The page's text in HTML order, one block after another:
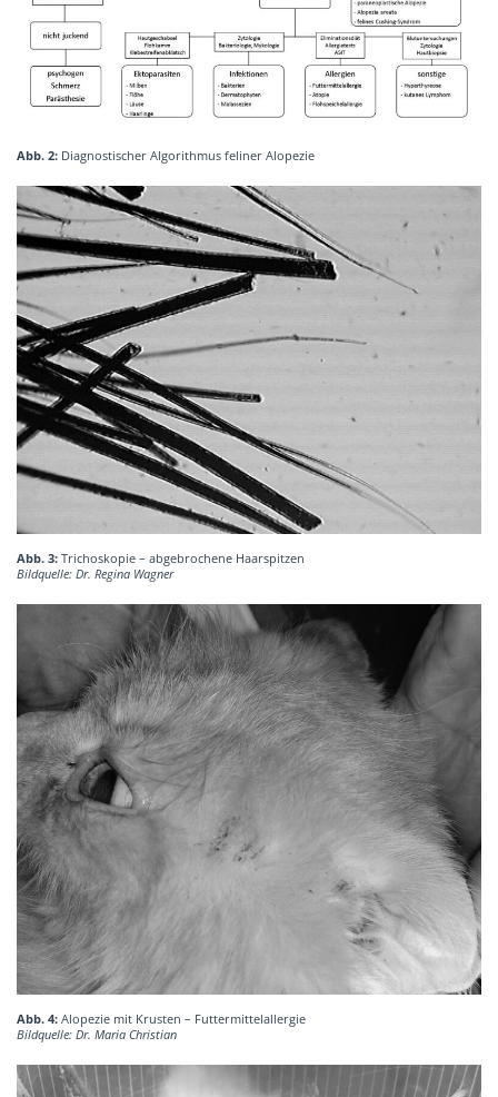
Abb. 2: Diagnostischer Algorithmus feliner Alopezie
Abb. 3: Trichoskopie – abgebrochene Haarspitzen
Bildquelle: Dr. Regina Wagner
Abb. 4: Alopezie mit Krusten – Futtermittelallergie
Bildquelle: Dr. Maria Christian